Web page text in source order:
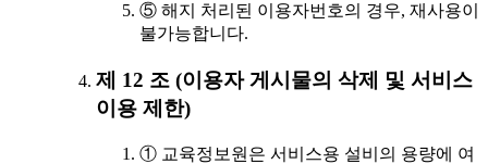
⑤ 해지 처리된 이용자번호의 경우, 재사용이
불가능합니다.
제 12 조 (이용자 게시물의 삭제 및 서비스
이용 제한)
① 교육정보원은 서비스용 설비의 용량에 여